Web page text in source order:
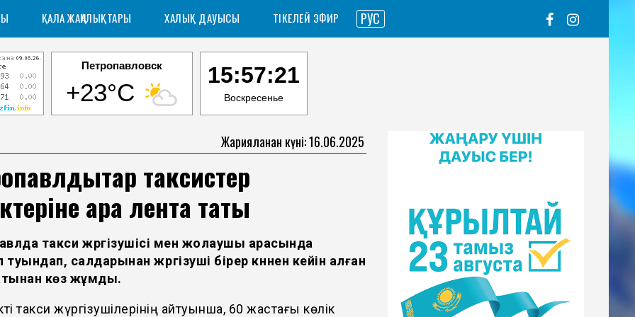
ҚАЛА ЖАҢАЛЫҚТАРЫ ХАЛЫҚ ДАУЫСЫ ТІКЕЛЕЙ ЭФИР РУС
Петропавловск
+23°C
15:57:22
Воскресенье
Жарияланған күні: 16.06.2025
таксистер
қара лента тақты
такси жүргізушісі мен жолаушы арасында
салдарынан жүргізуші бірер күннен кейін алған
көз жұмды.
такси жүргізушілерінің айтуынша, 60 жастағы көлік